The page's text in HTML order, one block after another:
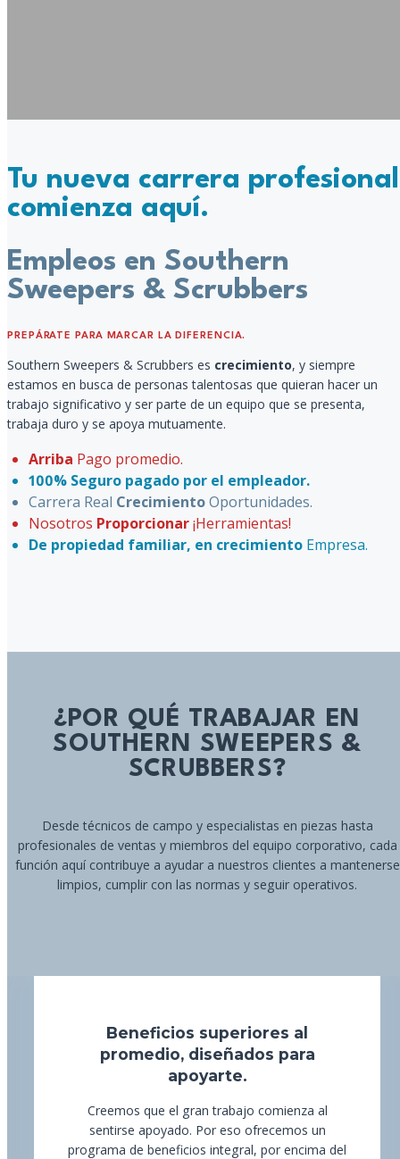
Tu nueva carrera profesional
comienza aquí.
Empleos en Southern
Sweepers & Scrubbers
PREPÁRATE PARA MARCAR LA DIFERENCIA.
Southern Sweepers & Scrubbers es crecimiento, y siempre
estamos en busca de personas talentosas que quieran hacer un
trabajo significativo y ser parte de un equipo que se presenta,
trabaja duro y se apoya mutuamente.
Arriba Pago promedio.
100% Seguro pagado por el empleador.
Carrera Real CrecimientoOportunidades.
Nosotros Proporcionar¡Herramientas!
De propiedad familiar, en crecimiento Empresa.
¿POR QUÉ TRABAJAR EN
SOUTHERN SWEEPERS &
SCRUBBERS?
Desde técnicos de campo y especialistas en piezas hasta
profesionales de ventas y miembros del equipo corporativo, cada
función aquí contribuye a ayudar a nuestros clientes a mantenerse
limpios, cumplir con las normas y seguir operativos.
Beneficios superiores al
promedio, diseñados para
apoyarte.
Creemos que el gran trabajo comienza al
sentirse apoyado. Por eso ofrecemos un
programa de beneficios integral, por encima del